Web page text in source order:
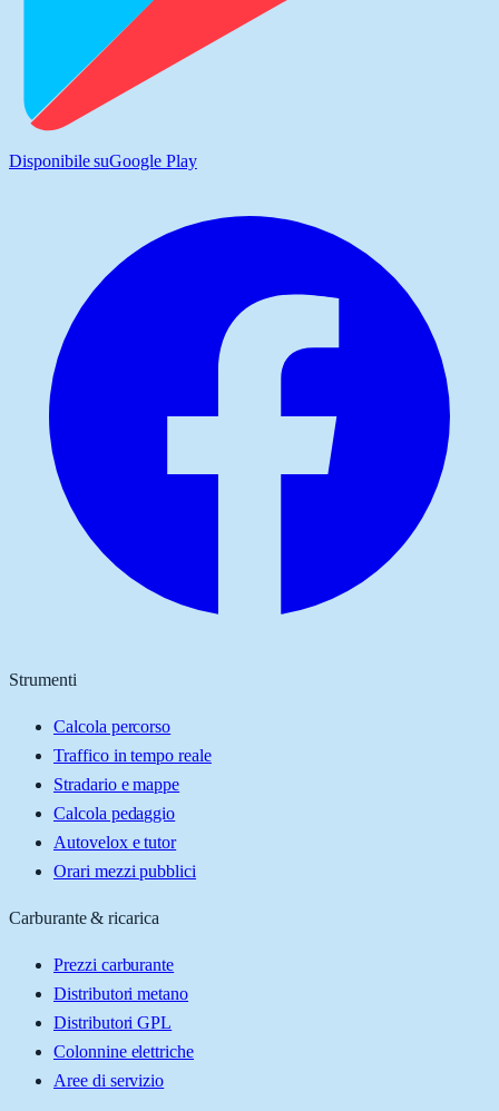
Disponibile suGoogle Play
Strumenti
Calcola percorso
Traffico in tempo reale
Stradario e mappe
Calcola pedaggio
Autovelox e tutor
Orari mezzi pubblici
Carburante & ricarica
Prezzi carburante
Distributori metano
Distributori GPL
Colonnine elettriche
Aree di servizio